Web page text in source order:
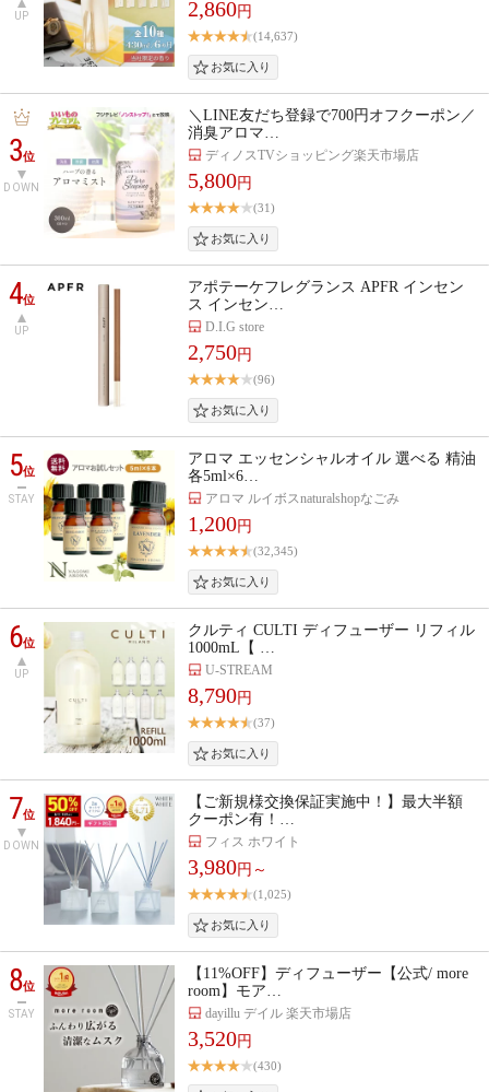
UP 2,860円
(14,637)
3位
DOWN
＼LINE友だち登録で700円オフクーポン／
消臭アロマ…
ディノスTVショッピング楽天市場店
5,800円
(31)
4位
UP
アポテーケフレグランス APFR インセン
ス インセン…
D.I.G store
2,750円
(96)
5位
STAY
アロマ エッセンシャルオイル 選べる 精油
各5ml×6…
アロマ ルイボスnaturalshopなごみ
1,200円
(32,345)
6位
UP
クルティ CULTI ディフューザー リフィル
1000mL【 …
U-STREAM
8,790円
(37)
7位
DOWN
【ご新規様交換保証実施中！】最大半額
クーポン有！…
フィス ホワイト
3,980円～
(1,025)
8位
STAY
【11%OFF】ディフューザー【公式/ more
room】モア…
dayillu デイル 楽天市場店
3,520円
(430)